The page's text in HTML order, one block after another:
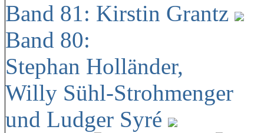
Band 81: Kirstin Grantz
Band 80:
Stephan Holländer,
Willy Sühl-Strohmenger
und Ludger Syré